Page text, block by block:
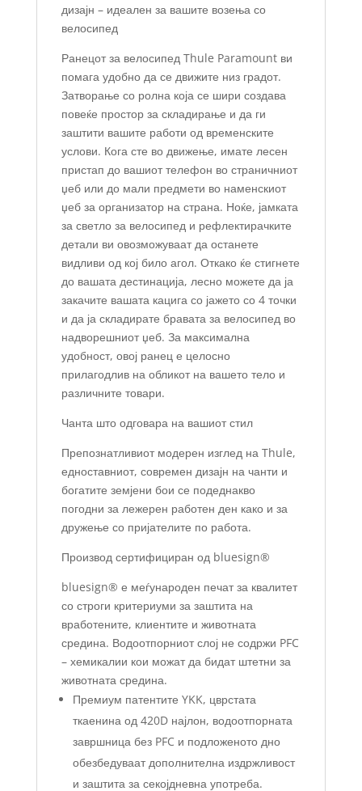
дизајн – идеален за вашите возења со
велосипед
Ранецот за велосипед Thule Paramount ви
помага удобно да се движите низ градот.
Затворање со ролна која се шири создава
повеќе простор за складирање и да ги
заштити вашите работи од временските
услови. Кога сте во движење, имате лесен
пристап до вашиот телефон во страничниот
џеб или до мали предмети во наменскиот
џеб за организатор на страна. Ноќе, јамката
за светло за велосипед и рефлектирачките
детали ви овозможуваат да останете
видливи од кој било агол. Откако ќе стигнете
до вашата дестинација, лесно можете да ја
закачите вашата кацига со јажето со 4 точки
и да ја складирате бравата за велосипед во
надворешниот џеб. За максимална
удобност, овој ранец е целосно
прилагодлив на обликот на вашето тело и
различните товари.
Чанта што одговара на вашиот стил
Препознатливиот модерен изглед на Thule,
едноставниот, современ дизајн на чанти и
богатите земјени бои се подеднакво
погодни за лежерен работен ден како и за
дружење со пријателите по работа.
Производ сертифициран од bluesign®
bluesign® е меѓународен печат за квалитет
со строги критериуми за заштита на
вработените, клиентите и животната
средина. Водоотпорниот слој не содржи PFC
– хемикалии кои можат да бидат штетни за
животната средина.
Премиум патентите YKK, цврстата
ткаенина од 420D најлон, водоотпорната
завршница без PFC и подложеното дно
обезбедуваат дополнителна издржливост
и заштита за секојдневна употреба.